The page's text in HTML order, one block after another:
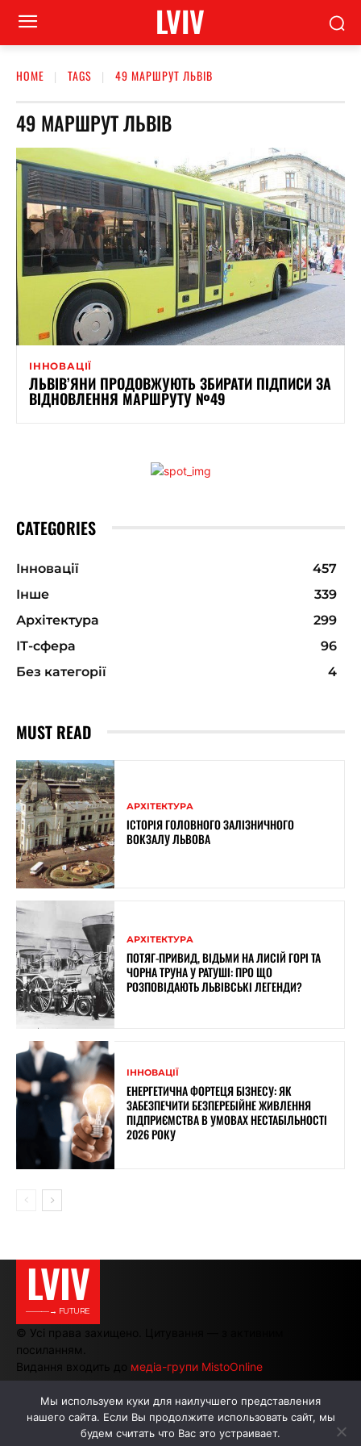
LVIV
HOME TAGS 49 МАРШРУТ ЛЬВІВ
49 МАРШРУТ ЛЬВІВ
ІННОВАЦІЇ
ЛЬВІВ’ЯНИ ПРОДОВЖУЮТЬ ЗБИРАТИ ПІДПИСИ ЗА
ВІДНОВЛЕННЯ МАРШРУТУ №49
CATEGORIES
Інновації
457
Інше
339
Архітектура
299
ІТ-сфера
96
Без категорії
4
MUST READ
АРХІТЕКТУРА
ІСТОРІЯ ГОЛОВНОГО ЗАЛІЗНИЧНОГО
ВОКЗАЛУ ЛЬВОВА
АРХІТЕКТУРА
ПОТЯГ-ПРИВИД, ВІДЬМИ НА ЛИСІЙ ГОРІ ТА
ЧОРНА ТРУНА У РАТУШІ: ПРО ЩО
РОЗПОВІДАЮТЬ ЛЬВІВСЬКІ ЛЕГЕНДИ?
ІННОВАЦІЇ
ЕНЕРГЕТИЧНА ФОРТЕЦЯ БІЗНЕСУ: ЯК
ЗАБЕЗПЕЧИТИ БЕЗПЕРЕБІЙНЕ ЖИВЛЕННЯ
ПІДПРИЄМСТВА В УМОВАХ НЕСТАБІЛЬНОСТІ
2026 РОКУ
LVIV
———→ FUTURE
© Усі права захищено. Цитування — з активним
посиланням.
Видання входить до медіа-групи MistoOnline
АВТОРИ РЕКЛАМА НА САЙТІ
Мы используем куки для наилучшего представления
нашего сайта. Если Вы продолжите использовать сайт, мы
будем считать что Вас это устраивает.